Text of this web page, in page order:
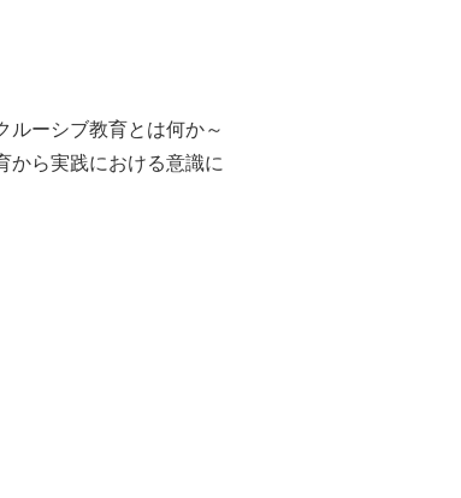
ーシブ教育とは何か～
から実践における意識に